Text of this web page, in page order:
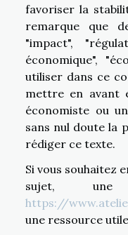
favoriser la
remarque que
"impact",
économique",
utiliser dans ce
mettre en avant
économiste ou
sans nul doute la
rédiger ce texte.
Si vous souhaitez
sujet, une
https://
une ressource